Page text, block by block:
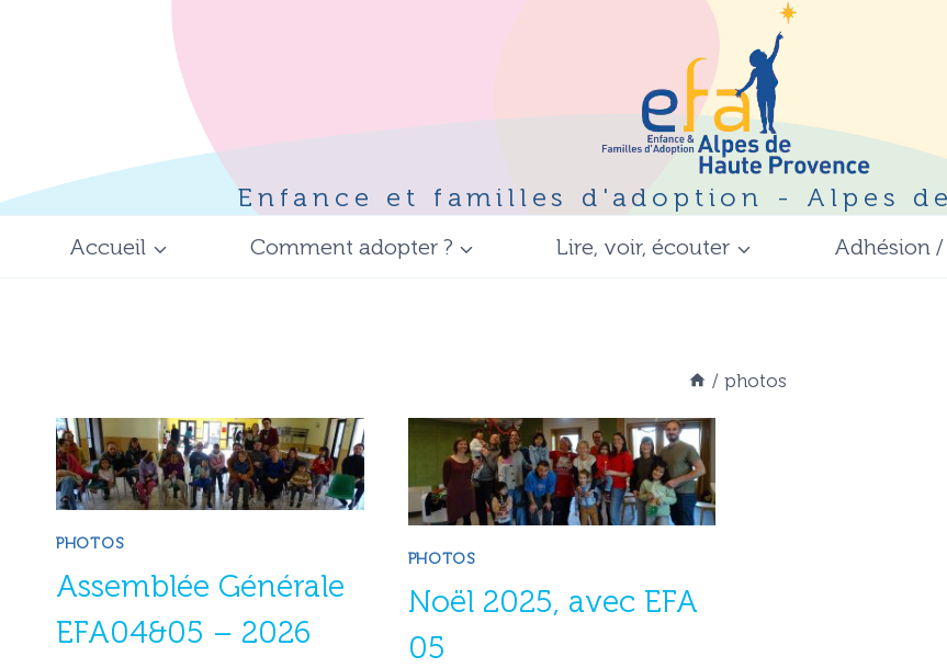
Enfance et familles d'adoption - Alpes
Accueil Comment adopter ? Lire, voir, écouter Adhésion
/ photos
PHOTOS
Assemblée Générale
EFA04&05 – 2026
PHOTOS
Noël 2025, avec EFA
05